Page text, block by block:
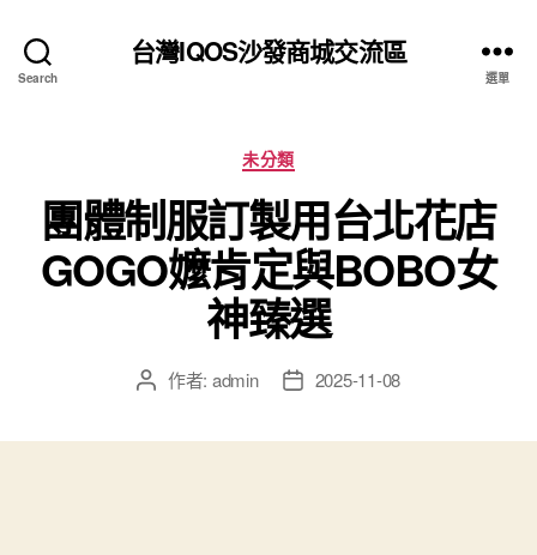
Search
台灣IQOS沙發商城交流區
選單
分
類
未分類
團體制服訂製用台北花店
GOGO嬤肯定與BOBO女
神臻選
文 作者: admin
文 2025-11-08